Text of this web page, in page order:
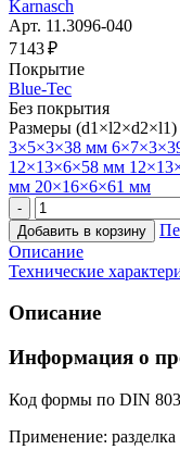
Karnasch
Арт. 11.3096-040
7 143 ₽
Покрытие
Blue-Tec
Без покрытия
Размеры (d1×l2×d2×l1)
3×5×3×38 мм
12×13×6×58 мм
мм 20×16×6×61 мм
Добавить в корзину
Описание
Технические
Описание
Информация о
Код формы по DIN
Применение: разделка